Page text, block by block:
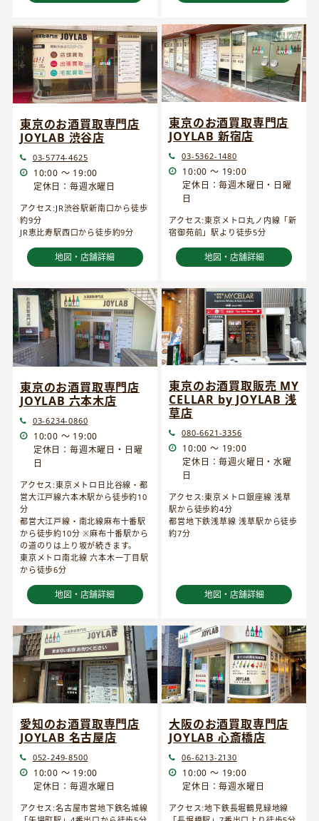
東京のお酒買取専門店
JOYLAB 渋谷店
03-5774-4625
10:00 ～ 19:00
定休日：毎週水曜日
アクセス:JR渋谷駅新南口から徒歩
約9分
JR恵比寿駅西口から徒歩約9分
地図・店舗詳細
東京のお酒買取専門店
JOYLAB 新宿店
03-5362-1480
10:00 ～ 19:00
定休日：毎週木曜日・日曜
日
アクセス:東京メトロ丸ノ内線「新
宿御苑前」駅より徒歩5分
地図・店舗詳細
東京のお酒買取専門店
JOYLAB 六本木店
03-6234-0860
10:00 ～ 19:00
定休日：毎週木曜日・日曜
日
アクセス:東京メトロ日比谷線・都
営大江戸線六本木駅から徒歩約10
分
都営大江戸線・南北線麻布十番駅
から徒歩約10分 ※麻布十番駅から
の道のりは上り坂が続きます。
東京メトロ南北線 六本木一丁目駅
から徒歩6分
地図・店舗詳細
東京のお酒買取販売 MY
CELLAR by JOYLAB 浅
草店
080-6621-3356
10:00 ～ 19:00
定休日：毎週火曜日・水曜
日
アクセス:東京メトロ銀座線 浅草
駅から徒歩約4分
都営地下鉄浅草線 浅草駅から徒歩
約7分
地図・店舗詳細
愛知のお酒買取専門店
JOYLAB 名古屋店
052-249-8500
10:00 ～ 19:00
定休日：毎週水曜日
アクセス:名古屋市営地下鉄名城線
大阪のお酒買取専門店
JOYLAB 心斎橋店
06-6213-2130
10:00 ～ 19:00
定休日：毎週水曜日
アクセス:地下鉄長堀鶴見緑地線